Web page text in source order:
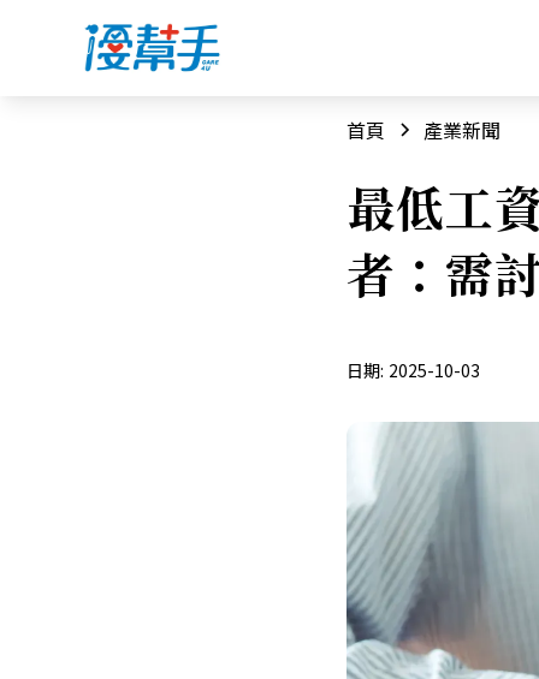
首頁 產業新聞
最低工
者：需
日期: 2025-10-03